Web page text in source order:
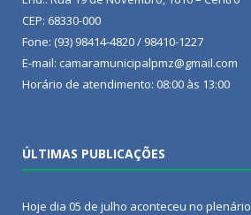
CEP: 68330-000
Fone: (93) 98414-4820 / 98410-1227
E-mail: camaramunicipalpmz@gmail.com
Horário de atendimento: 08:00 às 13:00
ÚLTIMAS PUBLICAÇÕES
Hoje dia 05 de julho aconteceu no